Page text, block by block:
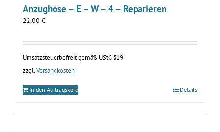
Anzughose – E – W – 4 – Reparieren
22,00 €
Umsatzsteuerbefreit gemäß UStG §19
zzgl. Versandkosten
In den Auftragskorb Details